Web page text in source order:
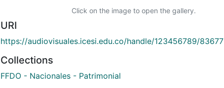
Click on the image to open the gallery.
URI
https://audiovisuales.icesi.edu.co/handle/123456789/83677
Collections
FFDO - Nacionales - Patrimonial